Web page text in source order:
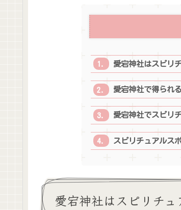
愛宕神社はスピリ
愛宕神社で得られ
愛宕神社でスピリ
スピリチュアルス
愛宕神社はスピリチュ